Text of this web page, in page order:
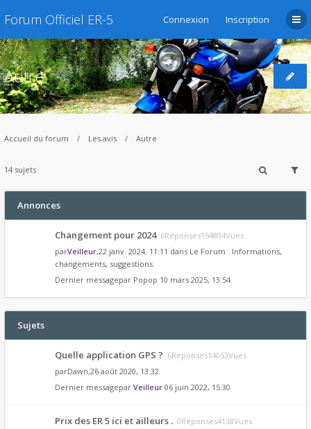
Forum Officiel ER-5 Connexion Inscription
Autre
Accueil du forum Les avis Autre
14 sujets
Annonces
Changement pour 2024 6Réponses154804Vues
parVeilleur,22 janv. 2024, 11:11 dans Le Forum : Informations,
changements, suggestions.
Dernier messagepar Popop 10 mars 2025, 13:54
Sujets
Quelle application GPS ? 6Réponses14053Vues
parDawn,26 août 2020, 13:32
Dernier messagepar Veilleur 06 juin 2022, 15:30
Prix des ER 5 ici et ailleurs . 0Réponses4138Vues